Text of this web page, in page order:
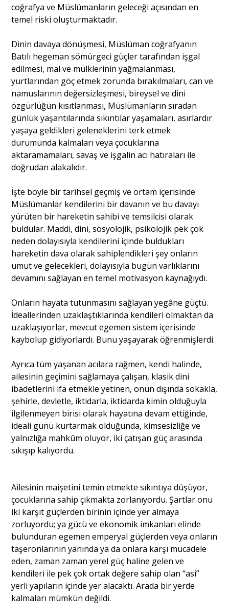
coğrafya ve Müslümanların geleceği açısından en
temel riski oluşturmaktadır.
Dinin davaya dönüşmesi, Müslüman coğrafyanın
Batılı hegeman sömürgeci güçler tarafından işgal
edilmesi, mal ve mülklerinin yağmalanması,
yurtlarından göç etmek zorunda bırakılmaları, can ve
namuslarının değersizleşmesi, bireysel ve dini
özgürlüğün kısıtlanması, Müslümanların sıradan
günlük yaşantılarında sıkıntılar yaşamaları, asırlardır
yaşaya geldikleri geleneklerini terk etmek
durumunda kalmaları veya çocuklarına
aktaramamaları, savaş ve işgalin acı hatıraları ile
doğrudan alakalıdır.
İşte böyle bir tarihsel geçmiş ve ortam içerisinde
Müslümanlar kendilerini bir davanın ve bu davayı
yürüten bir hareketin sahibi ve temsilcisi olarak
buldular. Maddi, dini, sosyolojik, psikolojik pek çok
neden dolayısıyla kendilerini içinde buldukları
hareketin dava olarak sahiplendikleri şey onların
umut ve gelecekleri, dolayısıyla bugün varlıklarını
devamını sağlayan en temel motivasyon kaynağıydı.
Onların hayata tutunmasını sağlayan yegâne güçtü.
İdeallerinden uzaklaştıklarında kendileri olmaktan da
uzaklaşıyorlar, mevcut egemen sistem içerisinde
kaybolup gidiyorlardı. Bunu yaşayarak öğrenmişlerdi.
Ayrıca tüm yaşanan acılara rağmen, kendi halinde,
ailesinin geçimini sağlamaya çalışan, klasik dini
ibadetlerini ifa etmekle yetinen, onun dışında sokakla,
şehirle, devletle, iktidarla, iktidarda kimin olduğuyla
ilgilenmeyen birisi olarak hayatına devam ettiğinde,
ideali günü kurtarmak olduğunda, kimsesizliğe ve
yalnızlığa mahkûm oluyor, iki çatışan güç arasında
sıkışıp kalıyordu.
Ailesinin maişetini temin etmekte sıkıntıya düşüyor,
çocuklarına sahip çıkmakta zorlanıyordu. Şartlar onu
iki karşıt güçlerden birinin içinde yer almaya
zorluyordu; ya gücü ve ekonomik imkanları elinde
bulunduran egemen emperyal güçlerden veya onların
taşeronlarının yanında ya da onlara karşı mücadele
eden, zaman zaman yerel güç haline gelen ve
kendileri ile pek çok ortak değere sahip olan “asi”
yerli yapıların içinde yer alacaktı. Arada bir yerde
kalmaları mümkün değildi.